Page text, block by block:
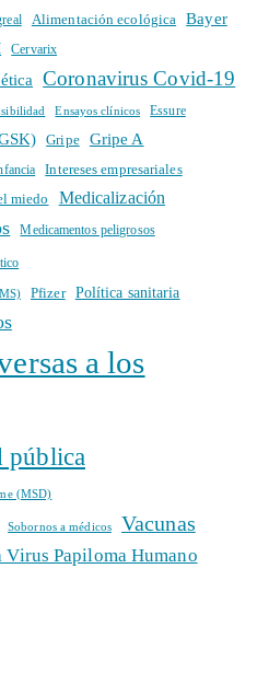
Alimentación ecológica Bayer
Cervarix
Coronavirus Covid-19
Ensayos clínicos Essure
Gripe Gripe A
Intereses empresariales
miedo Medicalización
Medicamentos peligrosos
Pfizer Política sanitaria
a los
pública
(MSD)
Sobornos a médicos Vacunas
Virus Papiloma Humano